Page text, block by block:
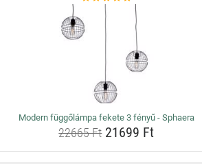
Modern függőlámpa fekete 3 fényű - Sphaera
22665 Ft21699 Ft